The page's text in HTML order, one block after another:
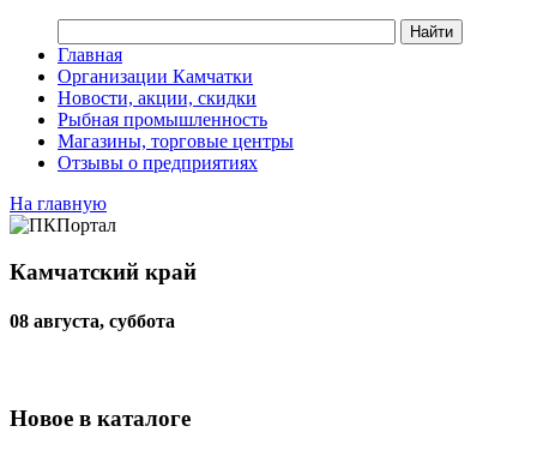
Главная
Организации Камчатки
Новости, акции, скидки
Рыбная промышленность
Магазины, торговые центры
Отзывы о предприятиях
На главную
Камчатский край
08 августа, суббота
Новое в каталоге